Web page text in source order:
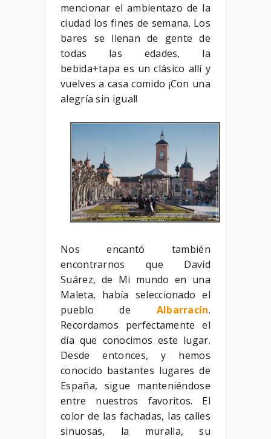
mencionar el ambientazo de la
ciudad los fines de semana. Los
bares se llenan de gente de
todas las edades, la
bebida+tapa es un clásico allí y
vuelves a casa comido ¡Con una
alegría sin igual!
Nos encantó también
encontrarnos que David
Suárez, de Mi mundo en una
Maleta, había seleccionado el
pueblo de Albarracín.
Recordamos perfectamente el
día que conocimos este lugar.
Desde entonces, y hemos
conocido bastantes lugares de
España, sigue manteniéndose
entre nuestros favoritos. El
color de las fachadas, las calles
sinuosas, la muralla, su